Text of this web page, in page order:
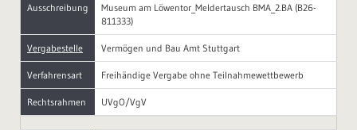
Ausschreibung
Museum am Löwentor_Meldertausch BMA_2.BA (B26-
811333)
Vergabestelle Vermögen und Bau Amt Stuttgart
Verfahrensart Freihändige Vergabe ohne Teilnahmewettbewerb
Rechtsrahmen UVgO/VgV